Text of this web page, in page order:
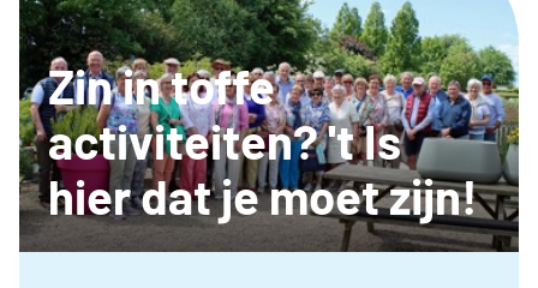
Zin in toffe
activiteiten? 't Is
hier dat je moet zijn!